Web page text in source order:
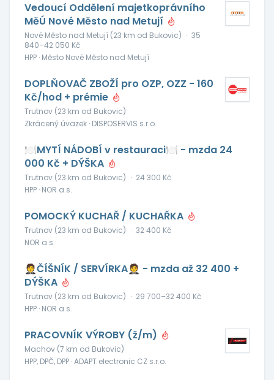
Vedoucí Oddělení majetkoprávního
MěÚ Nové Město nad Metují
Nové Město nad Metují (23 km od Bukovic) · 35
840–42 050 Kč
HPP · Město Nové Město nad Metují
DOPLŇOVAČ ZBOŽÍ pro OZP, OZZ - 160
Kč/hod + prémie
Trutnov (23 km od Bukovic)
Zkrácený úvazek · DISPOSERVIS s.r.o.
🍽️MYTÍ NÁDOBÍ v restauraci🍽️ - mzda 24
000 Kč + DÝŠKA
Trutnov (23 km od Bukovic) · 24 300 Kč
HPP · NOR a.s.
POMOCKÝ KUCHAŘ / KUCHAŘKA
Trutnov (23 km od Bukovic) · 32 400 Kč
NOR a.s.
🤵ČÍŠNÍK / SERVÍRKA🤵 - mzda až 32 400 +
DÝŠKA
Trutnov (23 km od Bukovic) · 29 700–32 400 Kč
HPP · NOR a.s.
PRACOVNÍK VÝROBY (ž/m)
Machov (7 km od Bukovic)
HPP, DPČ, DPP · ADAPT electronic CZ s.r.o.